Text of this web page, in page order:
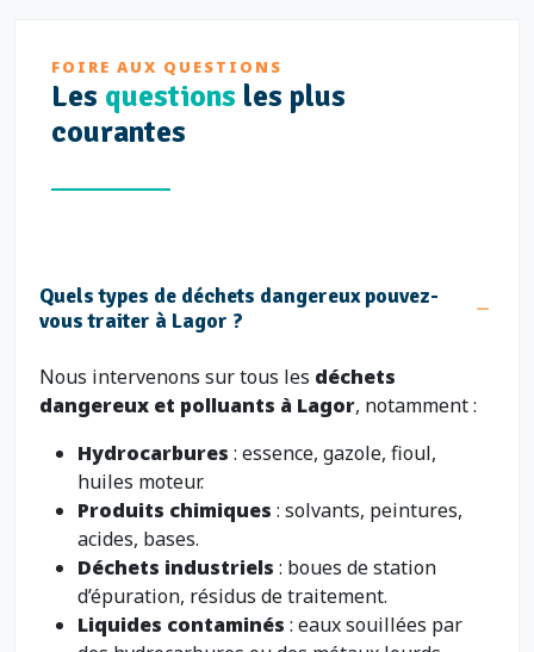
FOIRE AUX QUESTIONS
Les questions les plus
courantes
Quels types de déchets dangereux pouvez-
vous traiter à Lagor ?
Nous intervenons sur tous les déchets
dangereux et polluants à Lagor, notamment :
Hydrocarbures : essence, gazole, fioul,
huiles moteur.
Produits chimiques : solvants, peintures,
acides, bases.
Déchets industriels : boues de station
d’épuration, résidus de traitement.
Liquides contaminés : eaux souillées par